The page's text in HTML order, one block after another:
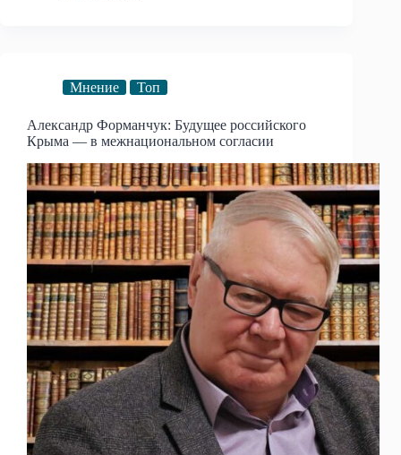
Мнение Топ
Александр Форманчук: Будущее российского
Крыма — в межнациональном согласии